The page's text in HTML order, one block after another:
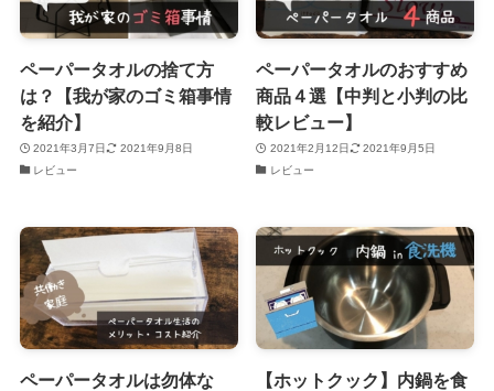
ペーパータオルの捨て方
は？【我が家のゴミ箱事情
を紹介】
2021年3月7日
2021年9月8日
レビュー
ペーパータオルのおすすめ
商品４選【中判と小判の比
較レビュー】
2021年2月12日
2021年9月5日
レビュー
ペーパータオルは勿体な
【ホットクック】内鍋を食